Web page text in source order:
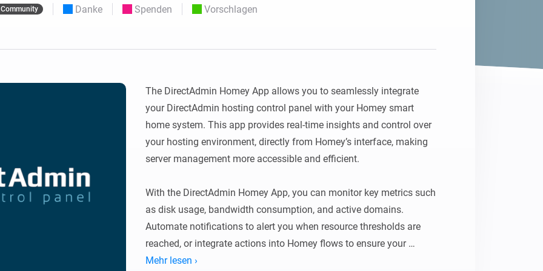
Homey Energy Dongle Homey Pro
her.
Wähle oder erstelle Voreinstellungen für die
Community Danke Spenden Vorschlagen
The DirectAdmin Homey App allows you to seamlessly integrate
your DirectAdmin hosting control panel with your Homey smart
home system. This app provides real-time insights and control over
your hosting environment, directly from Homey’s interface, making
server management more accessible and efficient.
With the DirectAdmin Homey App, you can monitor key metrics such
as disk usage, bandwidth consumption, and active domains.
Automate notifications to alert you when resource thresholds are
reached, or integrate actions into Homey flows to ensure your
hosting environment remains stable and secure. For example, set up
Mehr lesen ›